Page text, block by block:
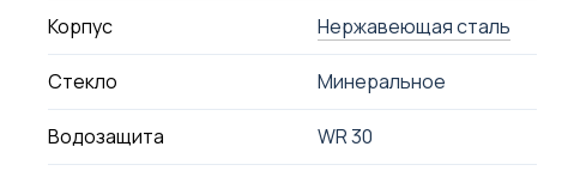
Корпус Нержавеющая сталь
Стекло Минеральное
Водозащита WR 30